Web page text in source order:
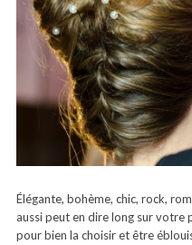
Élégante, bohème, chic, rock,
aussi peut en dire long sur votre
pour bien la choisir et être